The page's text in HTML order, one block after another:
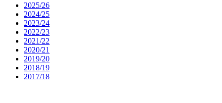
2025/26
2024/25
2023/24
2022/23
2021/22
2020/21
2019/20
2018/19
2017/18